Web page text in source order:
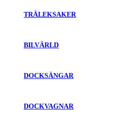
TRÄLEKSAKER
BILVÄRLD
DOCKSÄNGAR
DOCKVAGNAR